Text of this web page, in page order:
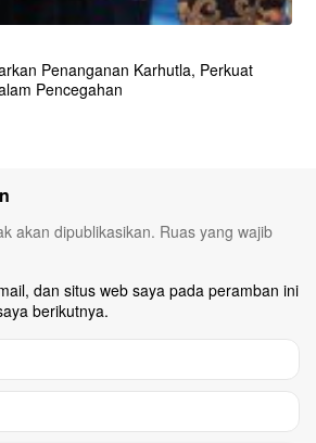
Penanganan Karhutla, Perkuat
Pencegahan
akan dipublikasikan. Ruas yang wajib
dan situs web saya pada peramban ini
berikutnya.